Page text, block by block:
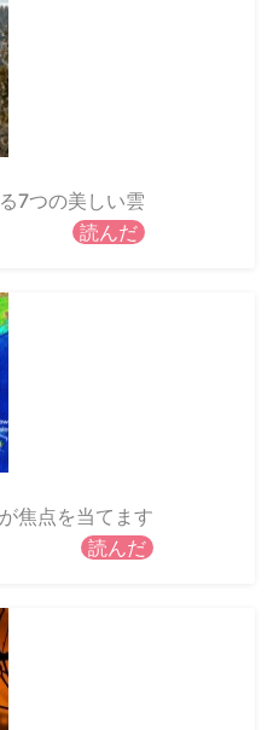
7つの美しい雲
読んだ
焦点を当てます
読んだ